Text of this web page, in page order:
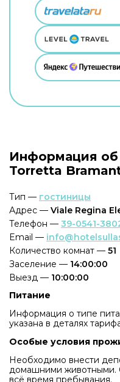
Информация об
Torretta
Тип — гостиницы
Адрес — Viale Regina
Телефон — 39-0541-
Email —
Количество комнат — 51
Заселение — 14:00:00
Выезд — 10:00:00
Питание
Информация о типе
указана в деталях
Особые условия
Необходимо внести
домашними животными.
всё время пребывания.